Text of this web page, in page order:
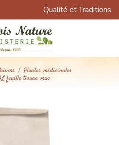
Qualité et Traditions
Plantes médicinales
feuille tisane vrac